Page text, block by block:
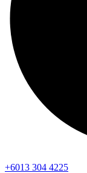
+6013 304 4225